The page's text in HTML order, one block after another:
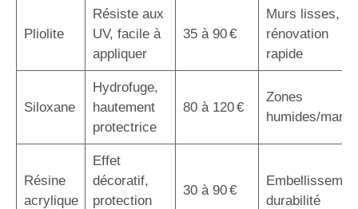
Pliolite
Résiste aux
UV, facile à
appliquer
35 à 90 €
Murs lisses,
rénovation
rapide
Siloxane
Hydrofuge,
hautement
protectrice
80 à 120 €
Zones
humides/
Résine
acrylique
Effet
décoratif,
protection
30 à 90 €
durabilité